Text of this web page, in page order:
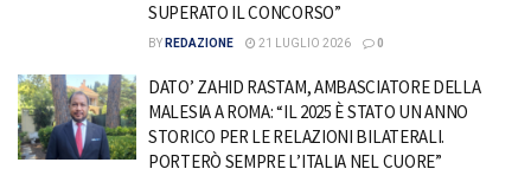
SUPERATO IL CONCORSO”
BY REDAZIONE 21 LUGLIO 2026 0
DATO’ ZAHID RASTAM, AMBASCIATORE DELLA
MALESIA A ROMA: “IL 2025 È STATO UN ANNO
STORICO PER LE RELAZIONI BILATERALI.
PORTERÒ SEMPRE L’ITALIA NEL CUORE”